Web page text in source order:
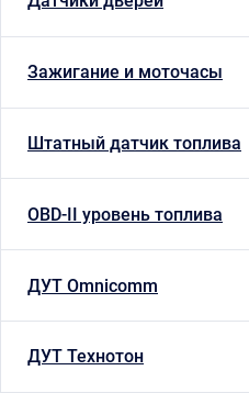
Зажигание и моточасы
Штатный датчик топлива
OBD-II уровень топлива
ДУТ Omnicomm
ДУТ Технотон